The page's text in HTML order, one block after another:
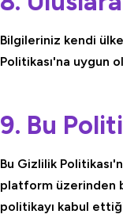
Bilgileriniz kendi
Politikası'na uygun
9. Bu
Bu Gizlilik
platform üzerinden
politikayı kabul